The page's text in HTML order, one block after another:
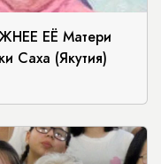
ЕЁ Матери
Саха (Якутия)